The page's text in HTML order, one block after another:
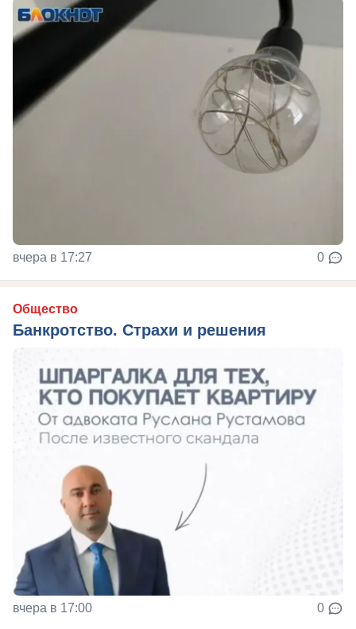
вчера в 17:27 0
Общество
Банкротство. Страхи и решения
вчера в 17:00 0